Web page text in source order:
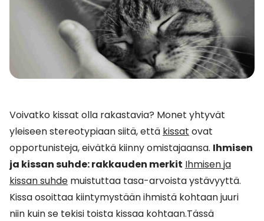
Voivatko kissat olla rakastavia? Monet yhtyvät
yleiseen stereotypiaan siitä, että kissat ovat
opportunisteja, eivätkä kiinny omistajaansa. Ihmisen
ja kissan suhde: rakkauden merkit Ihmisen ja
kissan suhde muistuttaa tasa-arvoista ystävyyttä.
Kissa osoittaa kiintymystään ihmistä kohtaan juuri
niin kuin se tekisi toista kissaa kohtaan.Tässä